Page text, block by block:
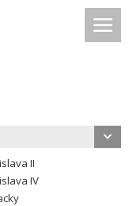
II
IV